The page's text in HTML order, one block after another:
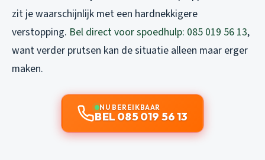
zit je waarschijnlijk met een hardnekkigere
verstopping. Bel direct voor spoedhulp: 085 019 56 13,
want verder prutsen kan de situatie alleen maar erger
maken.
NU BEREIKBAAR
BEL 085 019 56 13